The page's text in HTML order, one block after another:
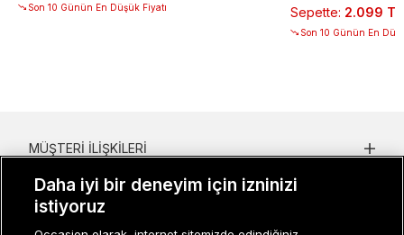
Son 10 Günün En Düşük Fiyatı Sepette: 2.099 TL
Son 10 Günün En
MÜŞTERI İLIŞKILERI
KURUMSAL
Daha iyi bir deneyim için izninizi
istiyoruz